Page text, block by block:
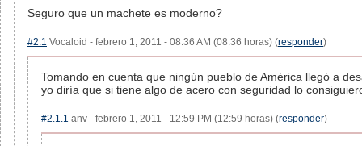
Seguro que un machete es moderno?
#2.1 Vocaloid - febrero 1, 2011 - 08:36 AM (08:36 horas) (responder)
Tomando en cuenta que ningún pueblo de América llegó a
yo diría que si tiene algo de acero con seguridad lo
#2.1.1 anv - febrero 1, 2011 - 12:59 PM (12:59 horas) (responder)